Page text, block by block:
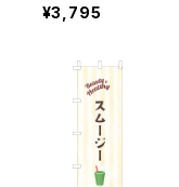
¥3,795